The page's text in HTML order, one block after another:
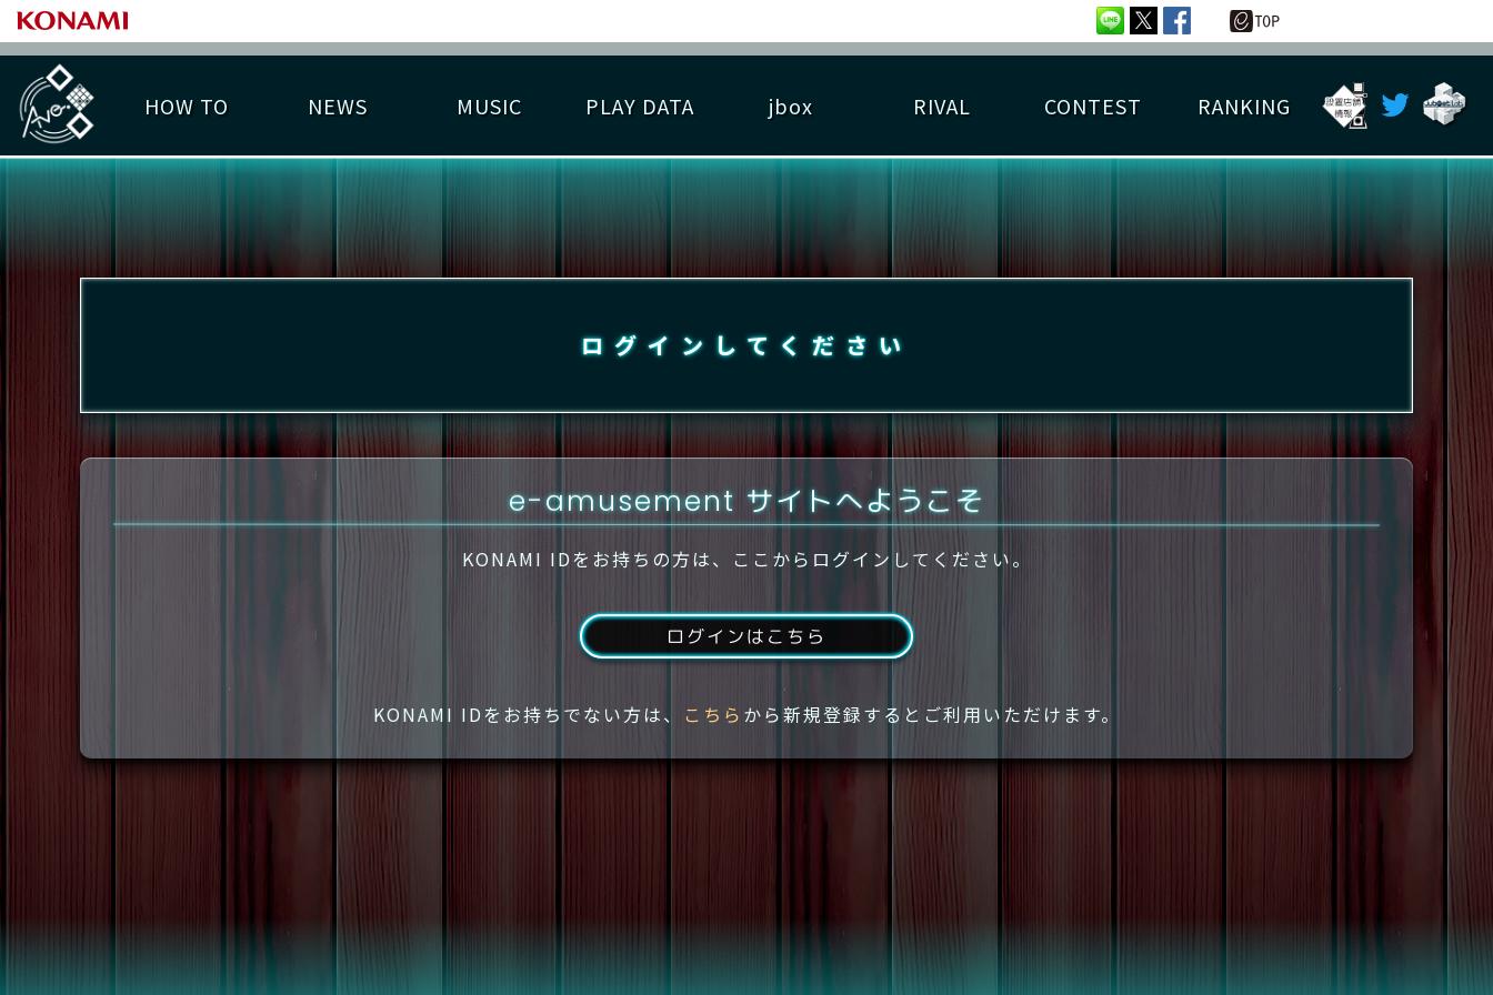
HOW TO
基本の遊び方
NEWS MUSIC
遊べる楽曲
PLAY DATA
PLAY DATA TOP
称号 プレー履歴 プレーグラフ ねんごろチャレンジ EDIT譜面
jbox RIVAL
ライバル一覧 プレーヤー検索
CONTEST
大会開催 大会とは？
RANKING
LICENSE HIT CHART ORIGINAL HIT CHART RANKING RANKING
ログインしてください
e-amusement サイトへようこそ
KONAMI IDをお持ちの方は、ここからログインしてください。
ログインはこちら
KONAMI IDをお持ちでない方は、 こちら から新規登録するとご利用いただけます。